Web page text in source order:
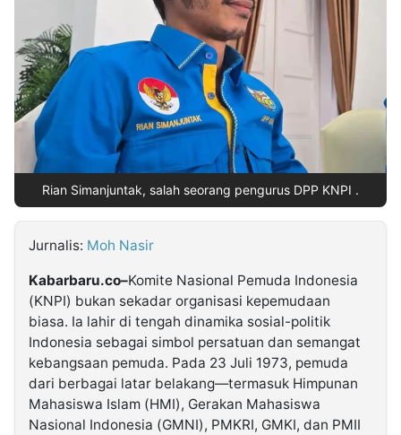
Insight
NTB
Suara
Time
Lens
IDN
Daily
Jogja
Jalan
Rakyat
Idealita
News
Kita
Notice
Dinamikapost.com
Radar
Baru
Seedbacklink
Follow
Kabarbaru
Kabarbaru.co
2026
Rian Simanjuntak, salah seorang pengurus DPP KNPI .
Jurnalis: Moh Nasir
Kabarbaru.co–Komite Nasional Pemuda Indonesia
(KNPI) bukan sekadar organisasi kepemudaan
biasa. Ia lahir di tengah dinamika sosial-politik
Indonesia sebagai simbol persatuan dan semangat
kebangsaan pemuda. Pada 23 Juli 1973, pemuda
dari berbagai latar belakang—termasuk Himpunan
Mahasiswa Islam (HMI), Gerakan Mahasiswa
Nasional Indonesia (GMNI), PMKRI, GMKI, dan PMII